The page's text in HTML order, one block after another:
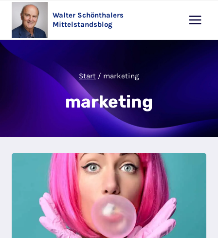
Inhalt
springen
Walter Schönthalers
Mittelstandsblog
Start / marketing
marketing